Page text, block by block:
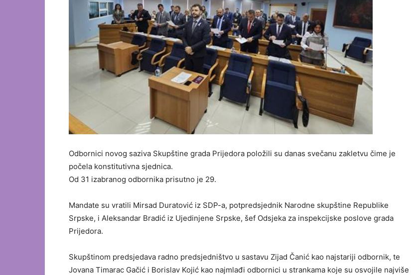
Odbornici novog saziva Skupštine grada Prijedora položili su danas svečanu zakletvu čime je
počela konstitutivna sjednica.
Od 31 izabranog odbornika prisutno je 29.
Mandate su vratili Mirsad Duratović iz SDP-a, potpredsjednik Narodne skupštine Republike
Srpske, i Aleksandar Bradić iz Ujedinjene Srpske, šef Odsjeka za inspekcijske poslove grada
Prijedora.
Skupštinom predsjedava radno predsjedništvo u sastavu Zijad Čanić kao najstariji odbornik, te
Jovana Timarac Gačić i Borislav Kojić kao najmlađi odbornici u strankama koje su osvojile najviše